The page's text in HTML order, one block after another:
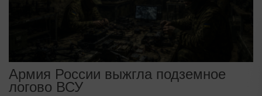
Армия России выжгла подземное
логово ВСУ